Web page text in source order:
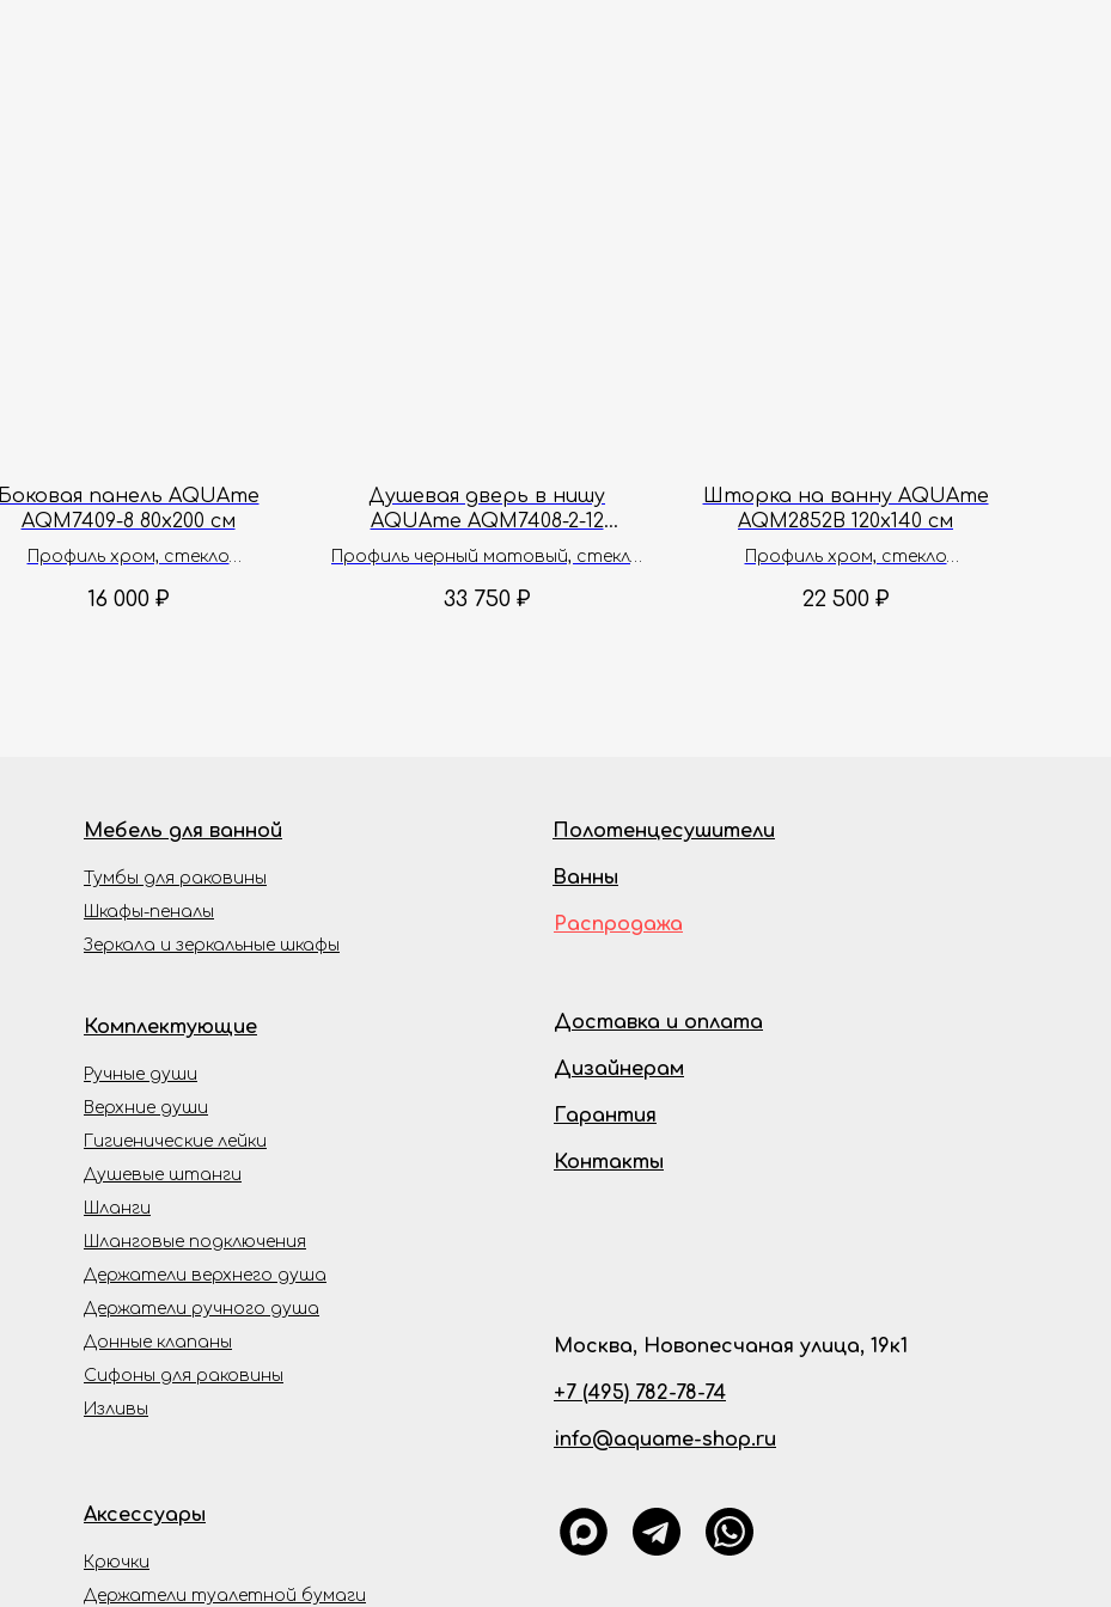
Боковая панель AQUAme
AQM7409-8 80х200 см
Профиль хром, стекло
16 000 ₽
Душевая дверь в нишу
AQUAme AQM7408-2-12
120х200 см
Профиль черный матовый, стекло
33 750 ₽
Шторка на ванну AQUAme
AQM2852B 120х140 см
Профиль хром, стекло
22 500 ₽
Мебель для ванной
Тумбы для раковины
Шкафы-пеналы
Зеркала и зеркальные шкафы
Держатели туалетной бумаги
Крючки
Аксессуары
Комплектующие
Ручные души
Верхние души
Гигиенические лейки
Шланги
Дизайнерам
Доставка и оплата
Гарантия
Контакты
Шланговые подключения
Распродажа
Полотенцесушители
Ванны
Держатели верхнего душа
Держатели ручного душа
Донные клапаны
Сифоны для раковины
Изливы
Душевые штанги
Москва, Новопесчаная улица, 19к1
+7 (495) 782-78-74
info@aquame-shop.ru